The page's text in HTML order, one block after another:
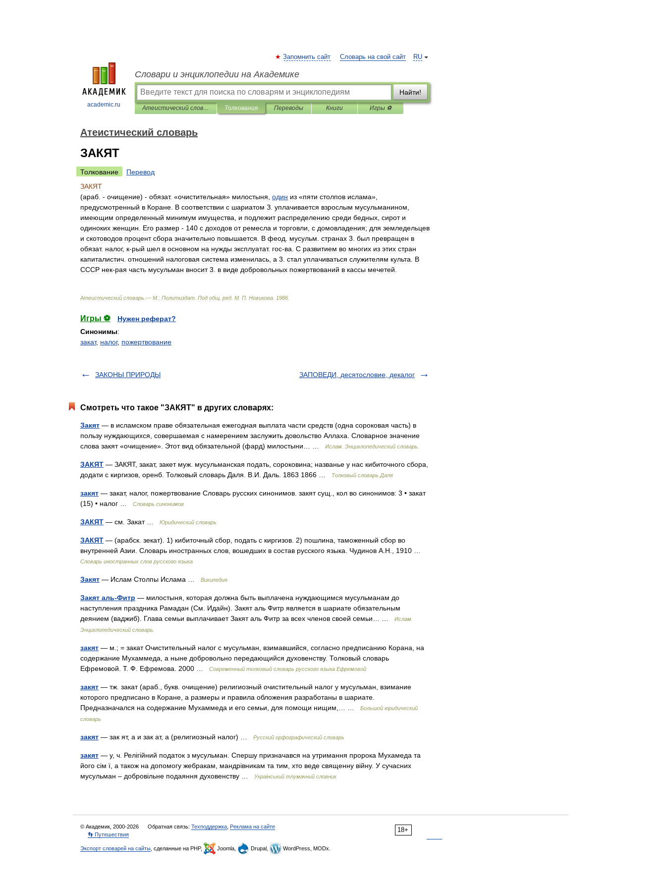
academic.ru
RU
Запомнить сайт Словарь на свой сайт
Словари и энциклопедии на Академике
Найти!
Атеистический словарь Толкования Переводы Книги Игры ⚽
Атеистический словарь
ЗАКЯТ
Толкование
Перевод
ЗАКЯТ
(араб . - очищение) - обязат. «очистительная» милостыня один из «пяти столпов ислама»,
предусмотренный в Коране В соответствии с шариатом З уплачивается взрослым мусульманином
имеющим определенный минимум имущества и подлежит распределению среди бедных сирот и
одиноких женщин Его размер - 140 с доходов от ремесла и торговли с домовладения; для земледельцев
и скотоводов процент сбора значительно повышается В феод мусульм странах 3 был превращен в
обязат. налог, к-рый шел в основном на нужды эксплуатат. гос-ва С развитием во многих из этих стран
капиталистич отношений налоговая система изменилась а 3 стал уплачиваться служителям культа
В
СССР нек-рая часть мусульман вносит 3 в виде добровольных пожертвований в кассы мечетей
Атеистический словарь .— М : Политиздат Под общ ред М П Новикова 1986
Игры ⚽
Нужен реферат?
Синонимы:
закат, налог, пожертвование
ЗАКОНЫ ПРИРОДЫ ЗАПОВЕДИ, десятословие, декалог
Смотреть что такое "ЗАКЯТ" в других словарях:
Закят — в исламском праве обязательная ежегодная выплата части средств (одна сороковая часть) в
пользу нуждающихся, совершаемая с намерением заслужить довольство Аллаха. Словарное значение
слова закят «очищение». Этот вид обязательной (фард) милостыни… …
Ислам. Энциклопедический словарь.
ЗАКЯТ — ЗАКЯТ, закат, закет муж. мусульманская подать, сороковина; названье у нас кибиточного сбора,
додати с киргизов, оренб. Толковый словарь Даля. В.И. Даль. 1863 1866 …
Толковый словарь Даля
закят — закат, налог, пожертвование Словарь русских синонимов. закят сущ., кол во синонимов: 3 • закат
(15) • налог …
Словарь синонимов
ЗАКЯТ — см. Закат … Юридический словарь
ЗАКЯТ — (арабск. зекат). 1) кибиточный сбор, подать с киргизов. 2) пошлина, таможенный сбор во
внутренней Азии. Словарь иностранных слов, вошедших в состав русского языка. Чудинов А.Н., 1910 …
Словарь иностранных слов русского языка
Закят — Ислам Столпы Ислама … Википедия
Закят аль-Фитр — милостыня, которая должна быть выплачена нуждающимся мусульманам до
наступления праздника Рамадан (См. Идайн). Закят аль Фитр является в шариате обязательным
деянием (ваджиб). Глава семьи выплачивает Закят аль Фитр за всех членов своей семьи… …
Ислам.
Энциклопедический словарь.
закят — м.; = закат Очистительный налог с мусульман, взимавшийся, согласно предписанию Корана, на
содержание Мухаммеда, а ныне добровольно передающийся духовенству. Толковый словарь
Ефремовой. Т. Ф. Ефремова. 2000 …
Современный толковый словарь русского языка Ефремовой
закят — тж. закат (араб., букв. очищение) религиозный очистительный налог у мусульман, взимание
которого предписано в Коране, а размеры и правила обложения разработаны в шариате.
Предназначался на содержание Мухаммеда и его семьи, для помощи нищим,… …
Большой юридический
словарь
закят — зак ят, а и зак ат, а (религиозный налог) … Русский орфографический словарь
закят — у, ч. Релігійний податок з мусульман. Спершу призначався на утримання пророка Мухамеда та
його сім ї, а також на допомогу жебракам, мандрівникам та тим, хто веде священну війну. У сучасних
мусульман – добровільне подаяння духовенству …
Український тлумачний словник
18+
© Академик, 2000-2026 Обратная связь: Техподдержка Реклама на сайте
👣 Путешествия
Экспорт словарей на сайты , сделанные на PHP, Joomla, Drupal, WordPress, MODx.